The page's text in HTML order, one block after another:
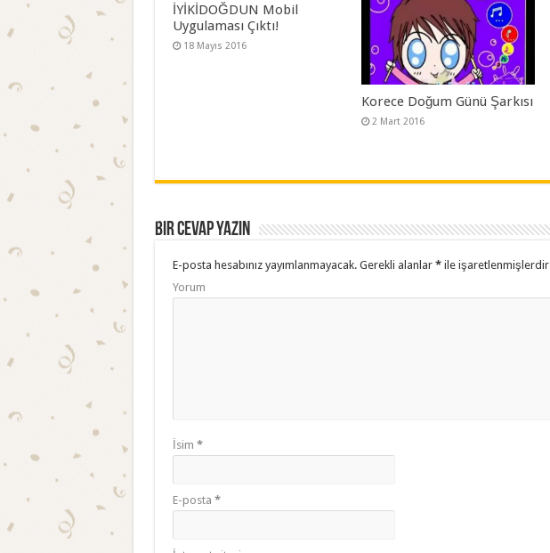
İYİKİDOĞDUN Mobil
Uygulaması Çıktı!
18 Mayıs 2016
Korece Doğum Günü Şarkısı
2 Mart 2016
Bir cevap yazın
E-posta hesabınız yayımlanmayacak.Gerekli alanlar *ile işaretlenmişlerdir
Yorum
İsim *
E-posta *